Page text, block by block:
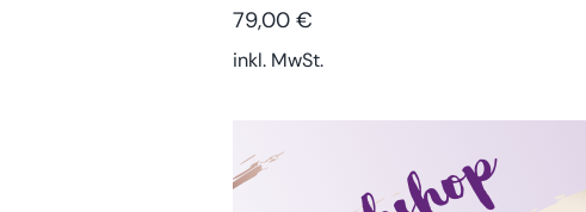
79,00€
inkl. MwSt.